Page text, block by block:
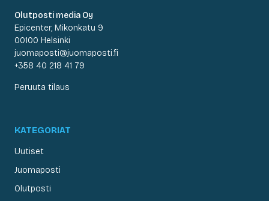
Olutposti media Oy
Epicenter, Mikonkatu 9
00100 Helsinki
juomaposti@juomaposti.fi
+358 40 218 41 79
Peruuta tilaus
KATEGORIAT
Uutiset
Juomaposti
Olutposti